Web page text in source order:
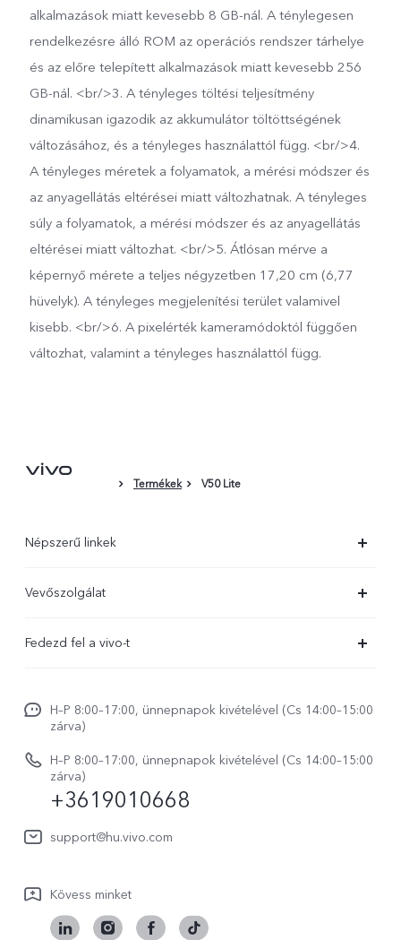
alkalmazások miatt kevesebb 8 GB-nál. A ténylegesen
rendelkezésre álló ROM az operációs rendszer tárhelye
és az előre telepített alkalmazások miatt kevesebb 256
GB-nál. <br/>3. A tényleges töltési teljesítmény
dinamikusan igazodik az akkumulátor töltöttségének
változásához, és a tényleges használattól függ. <br/>4.
A tényleges méretek a folyamatok, a mérési módszer és
az anyagellátás eltérései miatt változhatnak. A tényleges
súly a folyamatok, a mérési módszer és az anyagellátás
eltérései miatt változhat. <br/>5. Átlósan mérve a
képernyő mérete a teljes négyzetben 17,20 cm (6,77
hüvelyk). A tényleges megjelenítési terület valamivel
kisebb. <br/>6. A pixelérték kameramódoktól függően
változhat, valamint a tényleges használattól függ.
Termékek V50 Lite
Népszerű linkek
X300 Pro
V70 FE
Y31 5G
vivo Buds Air3
Vevőszolgálat
Rendszerfrissítés
vivo Jótállási Politika
Vevőszolgálati adatvédelmi nyilatkozat
LUT-ok letöltése a Log helyreállításához
Fedezd fel a vivo-t
Jogi szabályozás
Rólunk
vivo Személyes Adatok Védelme
H–P 8:00–17:00, ünnepnapok kivételével (Cs 14:00–15:00
zárva)
H–P 8:00–17:00, ünnepnapok kivételével (Cs 14:00–15:00
zárva)
+3619010668
support@hu.vivo.com
Kövess minket